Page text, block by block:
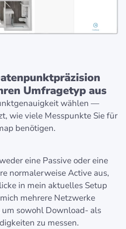
Umfragetyp aus
wählen —
wie viele Messpunkte Sie für
benötigen.
eine Passive oder eine
normalerweise Active aus,
in mein aktuelles Setup
mehrere Netzwerke
sowohl Download- als
zu messen.